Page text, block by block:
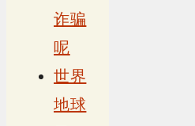
诈骗
呢
世界
地球